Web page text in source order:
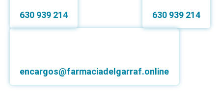
630 939 214 630 939 214
encargos@farmaciadelgarraf.online